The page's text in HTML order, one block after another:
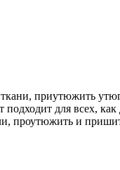
приутюжить
для всех,
проутюжить и